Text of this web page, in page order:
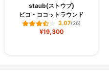
staub(ストウブ)
ピコ・ココットラウンド
3.07(26)
¥19,300